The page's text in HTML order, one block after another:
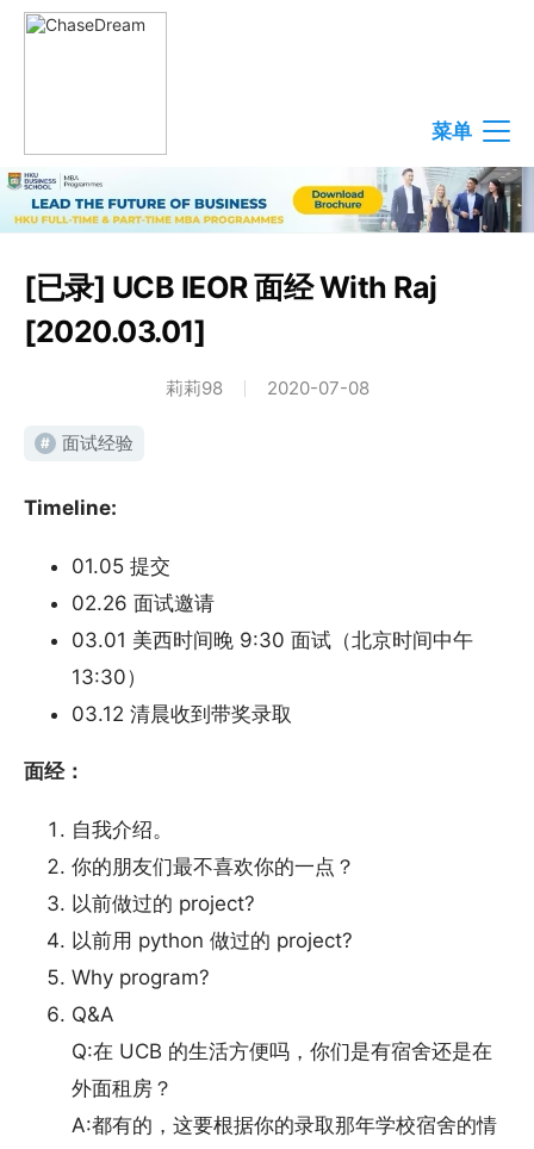
菜单
[已录] UCB IEOR 面经 With Raj
[2020.03.01]
莉莉98 2020-07-08
# 面试经验
Timeline:
01.05 提交
02.26 面试邀请
03.01 美西时间晚 9:30 面试（北京时间中午
13:30）
03.12 清晨收到带奖录取
面经：
自我介绍。
你的朋友们最不喜欢你的一点？
以前做过的 project?
以前用 python 做过的 project?
Why program?
Q&A
Q:在 UCB 的生活方便吗，你们是有宿舍还是在
外面租房？
A:都有的，这要根据你的录取那年学校宿舍的情